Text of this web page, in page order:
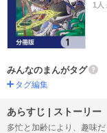
1人
みんなのまんがタグ
タグ編集
あらすじ | ストーリー
多忙と加齢により、趣味